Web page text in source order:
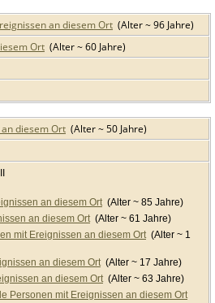
(Alter ~ 96 Jahre)
(Alter ~ 60 Jahre)
(Alter ~ 50 Jahre)
(Alter ~ 85 Jahre)
(Alter ~ 61 Jahre)
(Alter ~ 1
(Alter ~ 17 Jahre)
(Alter ~ 63 Jahre)